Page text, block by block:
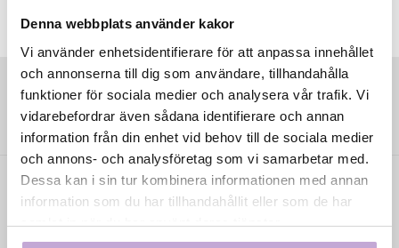
Denna webbplats använder kakor
Vi använder enhetsidentifierare för att anpassa innehållet
och annonserna till dig som användare, tillhandahålla
funktioner för sociala medier och analysera vår trafik. Vi
vidarebefordrar även sådana identifierare och annan
information från din enhet vid behov till de sociala medier
och annons- och analysföretag som vi samarbetar med.
Dessa kan i sin tur kombinera informationen med annan
information som du har tillhandahållit eller som de har
samlat in när du har använt deras tjänster.